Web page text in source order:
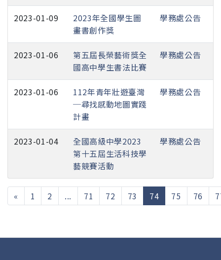
2023-01-09
2023年全國學生圖
畫書創作獎
學務處公告
2023-01-06
第五屆長榮藝術獎全
國高中學生書法比賽
學務處公告
2023-01-06
112年青年壯遊臺灣
─尋找感動地圖實踐
計畫
學務處公告
2023-01-04
全國高級中學2023
第十五屆生活科技學
藝競賽活動
學務處公告
« 1 2 ... 71 72 73 74(current)
75 76